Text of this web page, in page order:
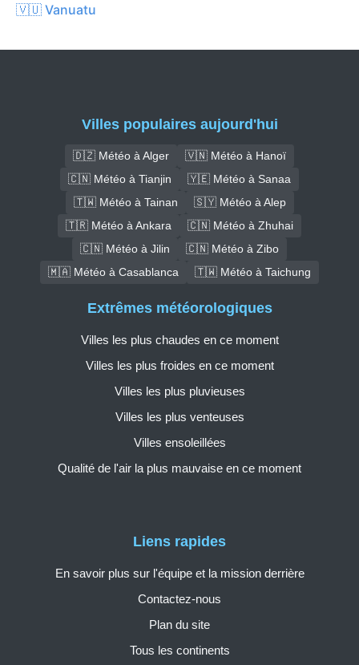
🇻🇺 Vanuatu
Villes populaires aujourd'hui
🇩🇿 Météo à Alger
🇻🇳 Météo à Hanoï
🇨🇳 Météo à Tianjin
🇾🇪 Météo à Sanaa
🇹🇼 Météo à Tainan
🇸🇾 Météo à Alep
🇹🇷 Météo à Ankara
🇨🇳 Météo à Zhuhai
🇨🇳 Météo à Jilin
🇨🇳 Météo à Zibo
🇲🇦 Météo à Casablanca
🇹🇼 Météo à Taichung
Liens rapides
En savoir plus sur l'équipe et la mission derrière
Contactez-nous
Plan du site
Tous les continents
Extrêmes météorologiques
Villes les plus chaudes en ce moment
Villes les plus froides en ce moment
Villes les plus pluvieuses
Villes les plus venteuses
Villes ensoleillées
Qualité de l'air la plus mauvaise en ce moment